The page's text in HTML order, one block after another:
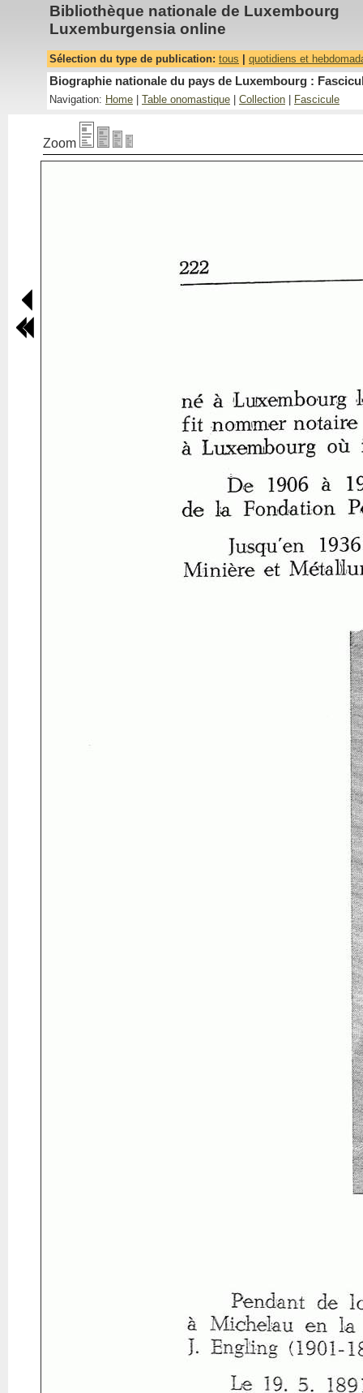
Bibliothèque nationale de Luxembourg
Luxemburgensia online
Sélection du type de publication: tous quotidiens et
Biographie nationale du pays de Luxembourg :
Navigation: Home Table onomastique Collection Fascicule
Zoom